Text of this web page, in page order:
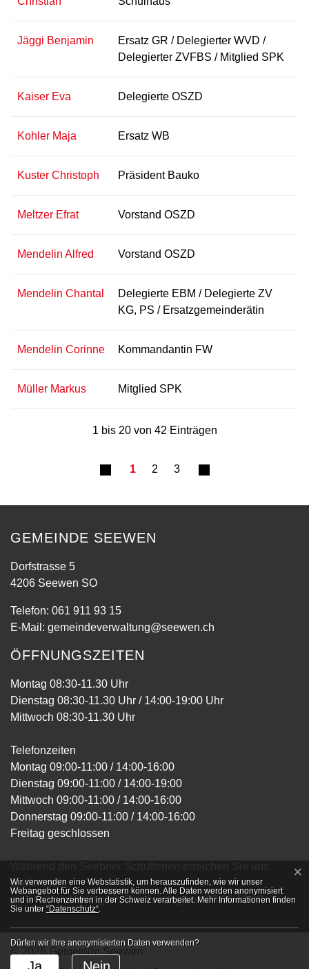
Jäggi Benjamin
Ersatz GR / Delegierter WVD /
Delegierter ZVFBS / Mitglied SPK
Kaiser Eva Delegierte OSZD
Kohler Maja Ersatz WB
Kuster Christoph Präsident Bauko
Meltzer Efrat Vorstand OSZD
Mendelin Alfred Vorstand OSZD
Mendelin Chantal
Delegierte EBM / Delegierte ZV
KG, PS / Ersatzgemeinderätin
Mendelin Corinne Kommandantin FW
Müller Markus Mitglied SPK
1 bis 20 von 42 Einträgen
1 2 3
GEMEINDE SEEWEN
Dorfstrasse 5
4206 Seewen SO
Telefon: 061 911 93 15
E-Mail: gemeindeverwaltung@seewen.ch
ÖFFNUNGSZEITEN
Montag 08:30-11.30 Uhr
Dienstag 08:30-11.30 Uhr / 14:00-19:00 Uhr
Mittwoch 08:30-11.30 Uhr
Telefonzeiten
Montag 09:00-11:00 / 14:00-16:00
Dienstag 09:00-11:00 / 14:00-19:00
Mittwoch 09:00-11:00 / 14:00-16:00
Donnerstag 09:00-11:00 / 14:00-16:00
Freitag geschlossen
telefonisch
jeweils von Montag bis Donnerstag von 09:00-11:00
© 2026 Gemeinde Seewen
Toolbar
Webstatistik
Wir verwenden eine Webstatistik, um herauszufinden, wie wir unser
Webangebot für Sie verbessern können. Alle Daten werden anonymisiert
und in Rechenzentren in der Schweiz verarbeitet. Mehr Informationen finden
Sie unter “Datenschutz“.
Dürfen wir Ihre anonymisierten Daten verwenden?
×